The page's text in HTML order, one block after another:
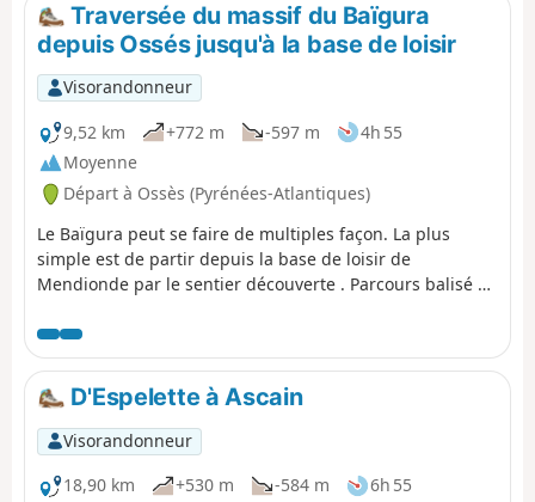
Traversée du massif du Baïgura
depuis Ossés jusqu'à la base de loisir
Visorandonneur
9,52 km
+772 m -597 m
4h 55
Moyenne
Départ à Ossès (Pyrénées-Atlantiques)
Le Baïgura peut se faire de multiples façon. La plus
simple est de partir depuis la base de loisir de
Mendionde par le sentier découverte . Parcours balisé et
traversée entièrement du massif du Sud au Nord en
partant d'Ossès. Pour cela, il faudra deux voitures. À
mon goût des chemins beaucoup plus variés très peu
pratiqués , nombreux en balcon avec de magnifiques
vues sur les montagnes et villages du Pays Basque.
D'Espelette à Ascain
Visorandonneur
18,90 km
+530 m -584 m
6h 55